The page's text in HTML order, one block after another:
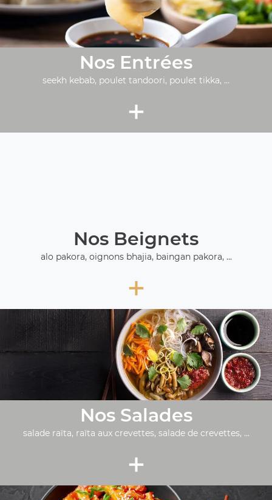
Nos Entrées
seekh kebab, poulet tandoori, poulet tikka, ...
+
Nos Beignets
alo pakora, oignons bhajia, baingan pakora, ...
+
Nos Salades
salade raïta, raïta aux crevettes, salade de crevettes, ...
+